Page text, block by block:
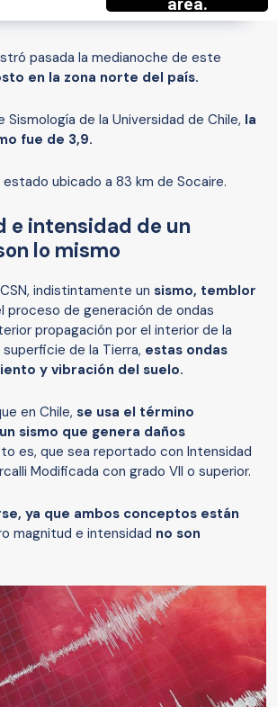
pasada la medianoche de este
en la zona norte del país.
Sismología de la Universidad de Chile, la
fue de 3,9.
ubicado a 83 km de Socaire.
e intensidad de un
lo mismo
indistintamente un sismo, temblor
proceso de generación de ondas
propagación por el interior de la
superficie de la Tierra, estas ondas
y vibración del suelo.
en Chile, se usa el término
sismo que genera daños
es, que sea reportado con Intensidad
Modificada con grado VII o superior.
ya que ambos conceptos están
magnitud e intensidad no son